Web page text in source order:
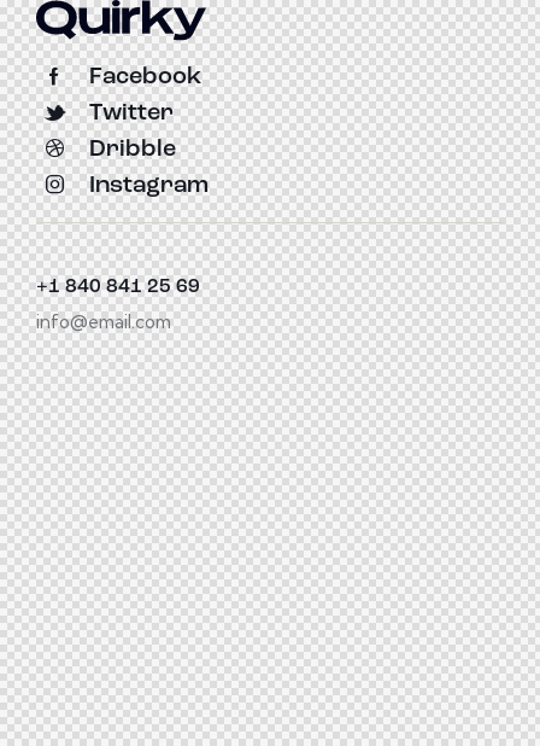
Facebook
Twitter
Dribble
Instagram
+1 840 841 25 69
info@email.com